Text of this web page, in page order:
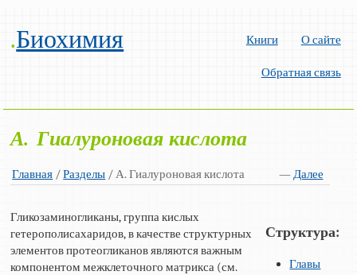
.Биохимия Книги О сайте
Обратная связь
А. Гиалуроновая кислота
Главная / —Далее
Разделы / А. Гиалуроновая кислота
Гликозаминогликаны, группа кислых
гетерополисахаридов, в качестве структурных
элементов протеогликанов являются важным
компонентом межклеточного матрикса (см.
Структура:
Главы